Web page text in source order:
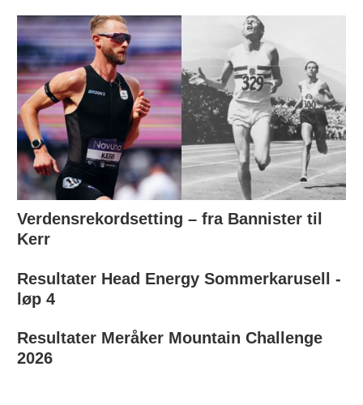
Verdensrekordsetting – fra Bannister til
Kerr
Resultater Head Energy Sommerkarusell -
løp 4
Resultater Meråker Mountain Challenge
2026